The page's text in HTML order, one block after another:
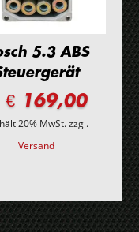
5.3 ABS
€ 169,00
20% MwSt.zzgl.
Versand